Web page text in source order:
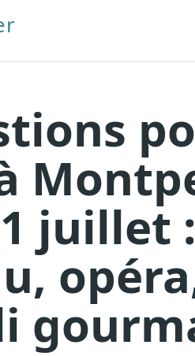
juillet